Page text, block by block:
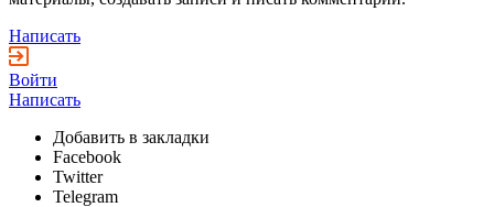
Написать
Войти
Написать
Добавить в закладки
Facebook
Twitter
Telegram